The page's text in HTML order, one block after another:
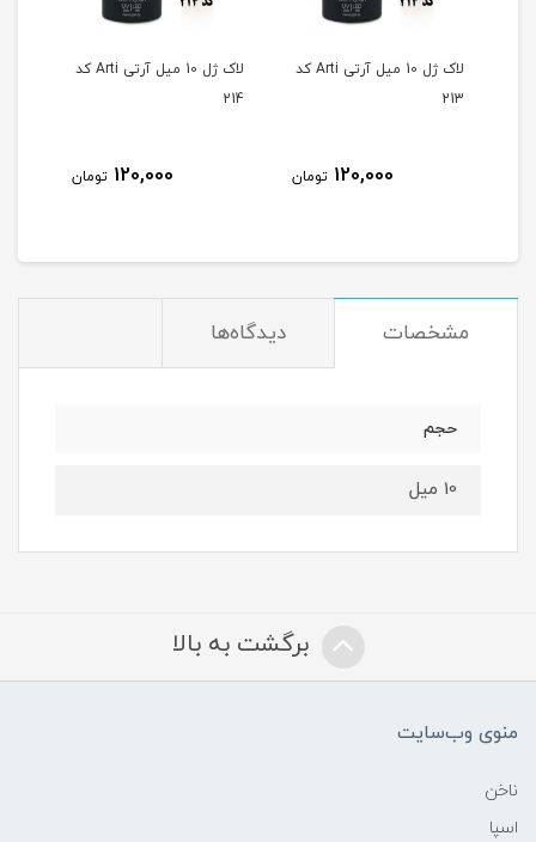
لاک ژل 10 میل آرتی Arti کد
213
120,000 تومان
لاک ژل 10 میل آرتی Arti کد
214
120,000 تومان
مشخصات دیدگاه‌ها
حجم
10 میل
برگشت به بالا
منوی وب‌سایت
ناخن
اسپا